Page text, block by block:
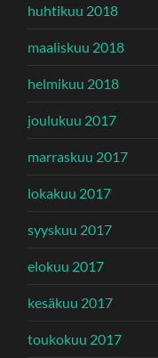
huhtikuu 2018
maaliskuu 2018
helmikuu 2018
joulukuu 2017
marraskuu 2017
lokakuu 2017
syyskuu 2017
elokuu 2017
kesäkuu 2017
toukokuu 2017